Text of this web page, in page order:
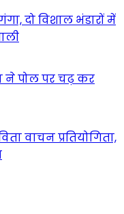
दो विशाल भंडारों में
ने पोल पर चढ़ कर
वाचन प्रतियोगिता,